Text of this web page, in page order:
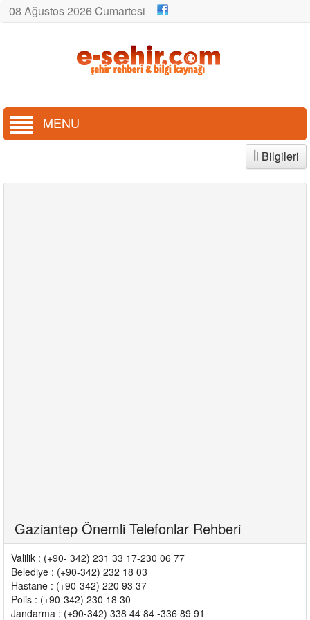
08 Ağustos 2026 Cumartesi
MENU
İl Bilgileri
Gaziantep Önemli Telefonlar Rehberi
Valilik : (+90- 342) 231 33 17-230 06 77
Belediye : (+90-342) 232 18 03
Hastane : (+90-342) 220 93 37
Polis : (+90-342) 230 18 30
Jandarma : (+90-342) 338 44 84 -336 89 91